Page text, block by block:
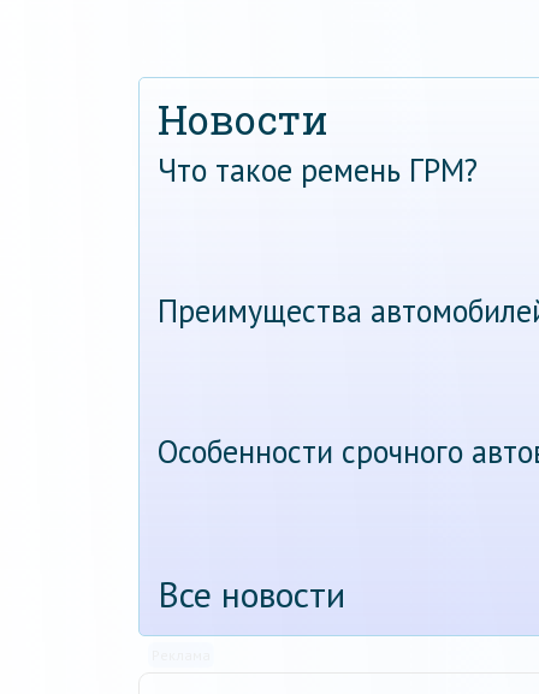
Новости
Что такое ремень ГРМ?
Преимущества
Особенности срочного
Все новости